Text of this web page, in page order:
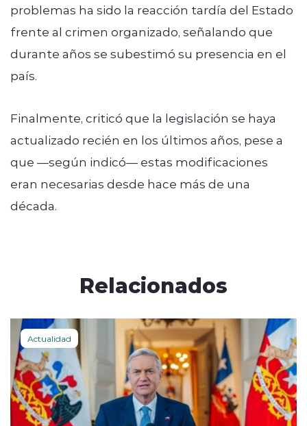
problemas ha sido la reacción tardía del Estado
frente al crimen organizado, señalando que
durante años se subestimó su presencia en el
país.
Finalmente, criticó que la legislación se haya
actualizado recién en los últimos años, pese a
que —según indicó— estas modificaciones
eran necesarias desde hace más de una
década.
Relacionados
Actualidad